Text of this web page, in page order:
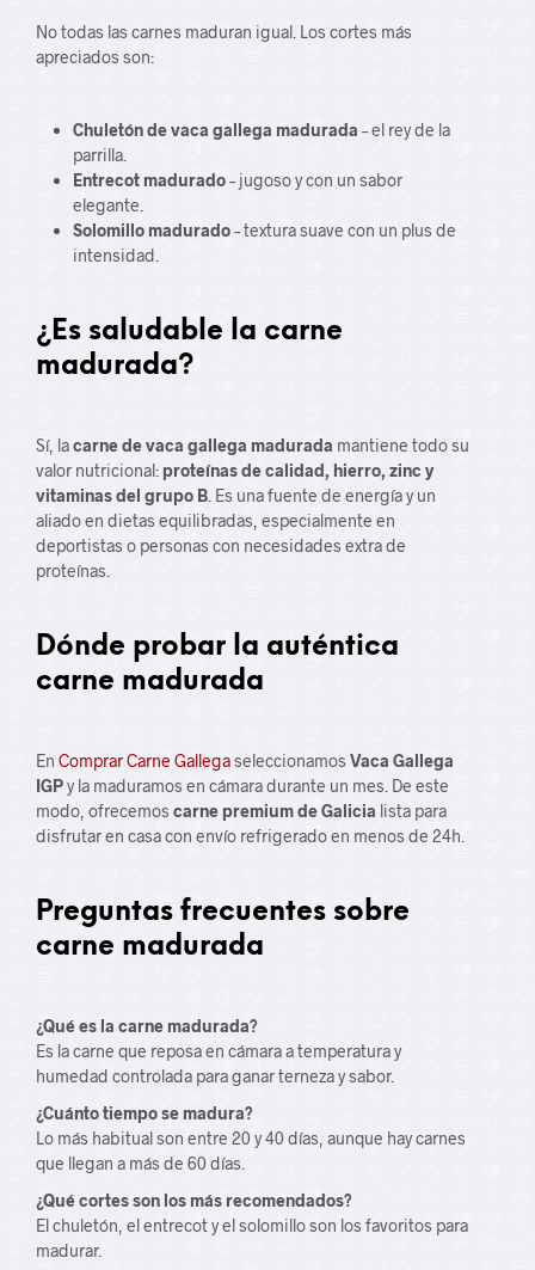
No todas las carnes maduran igual. Los cortes más
apreciados son:
Chuletón de vaca gallega madurada – el rey de la
parrilla.
Entrecot madurado– jugoso y con un sabor
elegante.
Solomillo madurado– textura suave con un plus de
intensidad.
¿Es saludable la carne
madurada?
Sí, lacarne de vaca gallega madurada mantiene todo su
valor nutricional: proteínas de calidad, hierro, zinc y
vitaminas del grupo B . Es una fuente de energía y un
aliado en dietas equilibradas, especialmente en
deportistas o personas con necesidades extra de
proteínas.
Dónde probar la auténtica
carne madurada
En Comprar Carne Gallegaseleccionamos Vaca Gallega
IGPy la maduramos en cámara durante un mes. De este
modo, ofrecemos carne premium de Galicia lista para
disfrutar en casa con envío refrigerado en menos de 24h.
Preguntas frecuentes sobre
carne madurada
¿Qué es la carne madurada?
Es la carne que reposa en cámara a temperatura y
humedad controlada para ganar terneza y sabor.
¿Cuánto tiempo se madura?
Lo más habitual son entre 20 y 40 días, aunque hay carnes
que llegan a más de 60 días.
¿Qué cortes son los más recomendados?
El chuletón, el entrecot y el solomillo son los favoritos para
madurar.